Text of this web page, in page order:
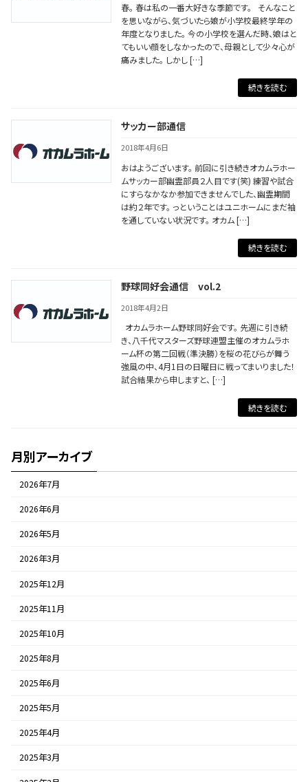
春。 春は私の一番大好きな季節です。 そんなこと
を思いながら、気づいたら娘が小学校最終学年の
年度となりました。 今の小学校を選んだ時、娘はと
てもいい顔をしなかったので、母親として少々心が
痛みました。 しかし […]
続きを読む
サッカー部通信
2018年4月6日
おはようございます。 前回に引き続きオカムラホー
ムサッカー部幽霊部員２人目です(笑) 練習や試合
にすらなかなか参加できませんでした、幽霊期間
は約２年です。 っということはユニホームにまだ袖
を通していない状況です。 オカム […]
続きを読む
野球同好会通信 vol.2
2018年4月2日
オカムラホーム野球同好会です。 先週に引き続
き、八千代マスターズ野球連盟主催のオカムラホ
ーム杯の第二回戦（準決勝）を桜の花びらが舞う
強風の中、4月1日の日曜日に戦ってまいりました！
試合結果から申しますと、 […]
続きを読む
月別アーカイブ
2026年7月
2026年6月
2026年5月
2026年3月
2025年12月
2025年11月
2025年10月
2025年8月
2025年6月
2025年5月
2025年4月
2025年3月